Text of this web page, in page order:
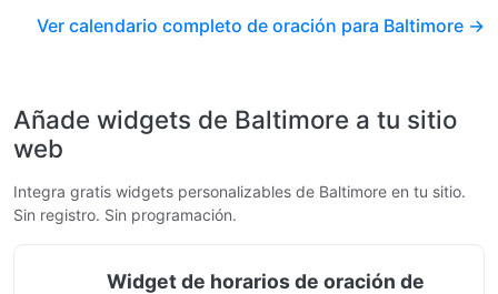
Ver calendario completo de oración para Baltimore →
Añade widgets de Baltimore a tu sitio
web
Integra gratis widgets personalizables de Baltimore en tu sitio.
Sin registro. Sin programación.
Widget de horarios de oración de